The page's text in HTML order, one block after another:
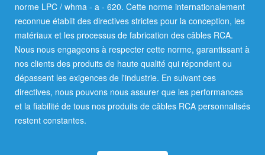
norme LPC / whma - a - 620. Cette norme internationalement
reconnue établit des directives strictes pour la conception, les
matériaux et les processus de fabrication des câbles RCA.
Nous nous engageons à respecter cette norme, garantissant à
nos clients des produits de haute qualité qui répondent ou
dépassent les exigences de l'industrie. En suivant ces
directives, nous pouvons nous assurer que les performances
et la fiabilité de tous nos produits de câbles RCA personnalisés
restent constantes.